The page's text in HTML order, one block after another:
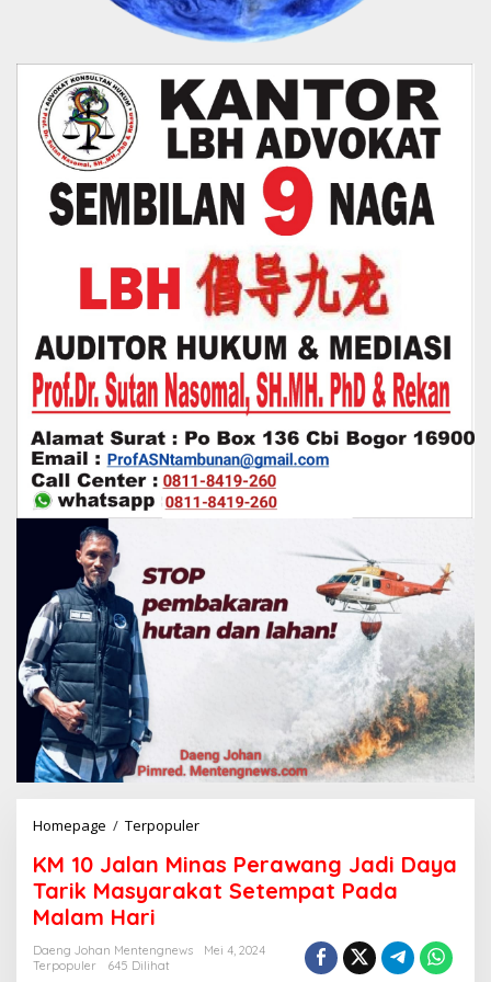
Homepage / Terpopuler
1
0
J
KM 10 Jalan Minas Perawang Jadi Daya
Tarik Masyarakat Setempat Pada
Malam Hari
Daeng Johan Mentengnews
Mei 4, 2024
Terpopuler
645 Dilihat